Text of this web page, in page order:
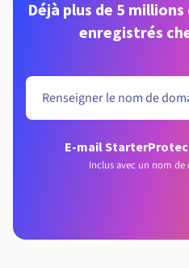
Déjà plus de 5
enregistrés
E-mail Starter
Inclus avec un nom